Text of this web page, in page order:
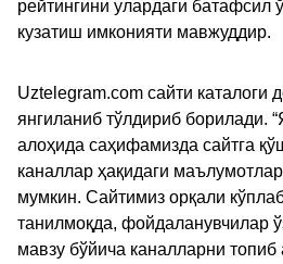
рейтингини улардаги батафсил
кузатиш имконияти мавжуддир.
Uztelegram.com сайти каталоги
янгиланиб тўлдириб борилади.
алоҳида саҳифамизда сайтга
каналлар ҳақидаги
мумкин. Сайтимиз орқали
танилмоқда, фойдаланувчилар
мавзу бўйича каналларни